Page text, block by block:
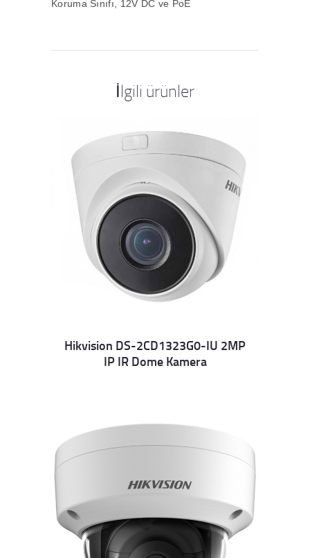
Koruma Sınıfı, 12V DC ve PoE
İlgili ürünler
Details
Hikvision DS-2CD1323G0-IU 2MP
IP IR Dome Kamera